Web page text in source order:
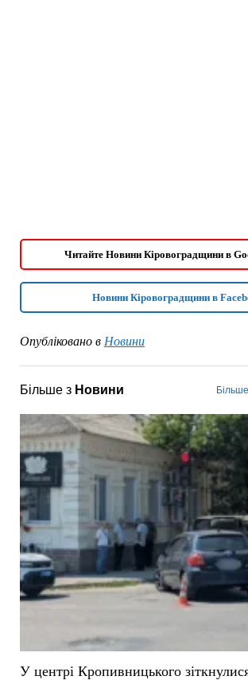
Читайте Новини Кіровоградщини в
Новини Кіровоградщини в
Опубліковано в Новини
Більше з Новини
У центрі Кропивницького